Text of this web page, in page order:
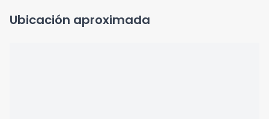
Ubicación aproximada